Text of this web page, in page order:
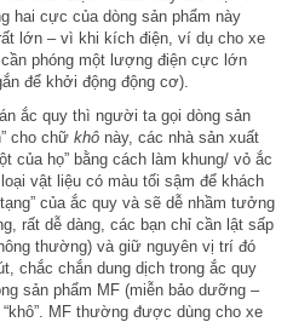
hai cực của dòng sản phẩm này
lớn – vì khi kích điện, ví dụ cho xe
phóng một lượng điện cực lớn
để khởi động động cơ).
ắc quy thì người ta gọi dòng sản
cho chữ khô này, các nhà sản xuất
của họ” bằng cách làm khung/ vỏ ắc
vật liệu có màu tối sậm để khách
của ắc quy và sẽ dễ nhầm tưởng
rất dễ dàng, các bạn chỉ cần lật sấp
thường) và giữ nguyên vị trí đó
chắc chắn dung dịch trong ắc quy
sản phẩm MF (miễn bảo dưỡng –
MF thường được dùng cho xe